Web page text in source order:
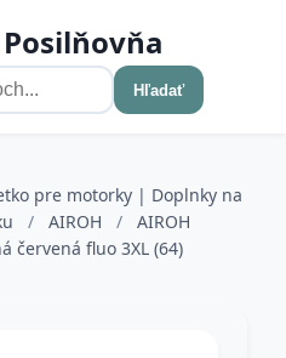
Hľadať
pre motorky | Doplnky na
/ AIROH /
AIROH
červená fluo 3XL (64)